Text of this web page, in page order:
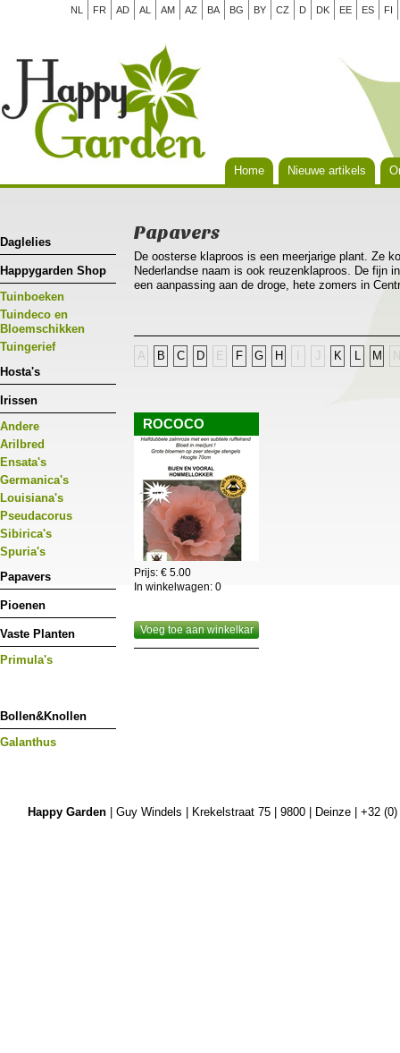
NL FR AD AL AM AZ BA BG BY CZ D DK EE ES FI
Home Nieuwe artikels
Daglelies
Happygarden Shop
Tuinboeken
Tuindeco en
Bloemschikken
Tuingerief
Hosta's
Irissen
Andere
Arilbred
Ensata's
Germanica's
Louisiana's
Pseudacorus
Sibirica's
Spuria's
Papavers
Pioenen
Vaste Planten
Primula's
Bollen&Knollen
Galanthus
Papavers
De oosterse klaproos is een meerjarige plant. Ze
Nederlandse naam is ook reuzenklaproos. De fijn
een aanpassing aan de droge, hete zomers in
A B C D E F G H J K L M N
ROCOCO
Prijs: € 5.00
In winkelwagen: 0
Voeg toe aan winkelkar
Happy Garden| Guy Windels | Krekelstraat 75 | 9800 | Deinze | +32